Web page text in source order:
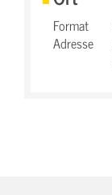
Format
Adresse